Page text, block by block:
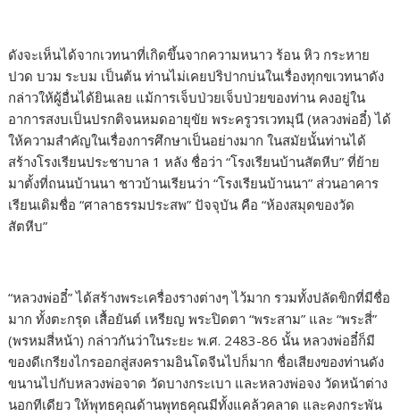
ดังจะเห็นได้จากเวทนาที่เกิดขึ้นจากความหนาว ร้อน หิว กระหาย
ปวด บวม ระบม เป็นต้น ท่านไม่เคยปริปากบ่นในเรื่องทุกขเวทนาดัง
กล่าวให้ผู้อื่นได้ยินเลย แม้การเจ็บป่วยเจ็บป่วยของท่าน คงอยู่ใน
อาการสงบเป็นปรกติจนหมดอายุขัย พระครูวรเวทมุนี (หลวงพ่ออี๋) ได้
ให้ความสำคัญในเรื่องการศึกษาเป็นอย่างมาก ในสมัยนั้นท่านได้
สร้างโรงเรียนประชาบาล 1 หลัง ชื่อว่า “โรงเรียนบ้านสัตหีบ” ที่ย้าย
มาตั้งที่ถนนบ้านนา ชาวบ้านเรียนว่า “โรงเรียนบ้านนา” ส่วนอาคาร
เรียนเดิมชื่อ “ศาลาธรรมประสพ” ปัจจุบัน คือ “ห้องสมุดของวัด
สัตหีบ”
“หลวงพ่ออี๋” ได้สร้างพระเครื่องรางต่างๆ ไว้มาก รวมทั้งปลัดขิกที่มีชื่อ
มาก ทั้งตะกรุด เสื้อยันต์ เหรียญ พระปิดตา “พระสาม” และ “พระสี่”
(พรหมสี่หน้า) กล่าวกันว่าในระยะ พ.ศ. 2483-86 นั้น หลวงพ่ออี๋ก็มี
ของดีเกรียงไกรออกสู่สงครามอินโดจีนไปก็มาก ชื่อเสียงของท่านดัง
ขนานไปกับหลวงพ่อจาด วัดบางกระเบา และหลวงพ่อจง วัดหน้าต่าง
นอกทีเดียว ให้พุทธคุณด้านพุทธคุณมีทั้งแคล้วคลาด และคงกระพัน